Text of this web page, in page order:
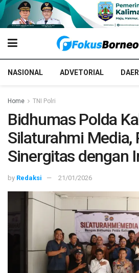
NASIONAL ADVETORIAL
Home TNI Polri
Bidhumas Polda
Silaturahmi Media,
Sinergitas dengan
by Redaksi 21/01/2026